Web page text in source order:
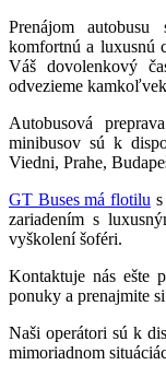
Prenájom
komfortnú a luxusnú
Váš dovolenkový
odvezieme
Autobusová
minibusov sú k
Viedni, Prahe,
GT Buses má flotilu
zariadením s
vyškolení šoféri.
Kontaktuje nás ešte
ponuky a prenajmite
Naši operátori sú k
mimoriadnom